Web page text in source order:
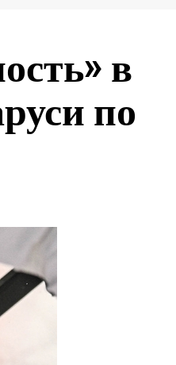
в
по